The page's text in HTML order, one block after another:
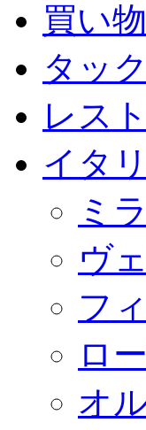
買い
タッ
レス
イタ
ミ
ヴ
フ
ロ
オ